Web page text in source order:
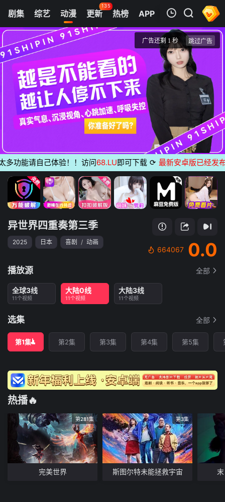
剧集 综艺 动漫 更新
135
热榜 APP
我的观影记录
第1集
异世界四重奏第三季
清空
请自己体验！！访问 68.LU即可下载 ⟳ 最新安卓版已经发布无
异世界四重奏第三季
2025 日本 喜剧 / 动画
664067 0.0
播放源 全部
全球3线
11个视频
大陆0线
11个视频
大陆3线
11个视频
选集 全部
第1集 第2集 第3集 第4集 第5集
热播🔥
第281集
完美世界
第3集
斯图尔特未能拯救宇宙